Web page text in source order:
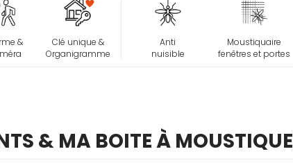
&
Clé unique &
Organigramme
Anti
nuisible
Moustiquaire
fenêtres et portes
& MA BOITE À MOUSTIQUE